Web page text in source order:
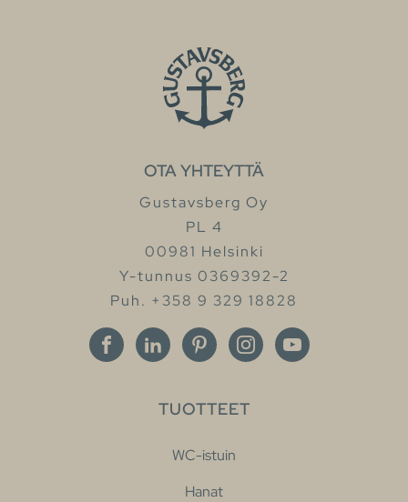
OTA YHTEYTTÄ
Gustavsberg Oy
PL 4
00981 Helsinki
Y-tunnus 0369392-2
Puh. +358 9 329 18828
TUOTTEET
WC-istuin
Hanat